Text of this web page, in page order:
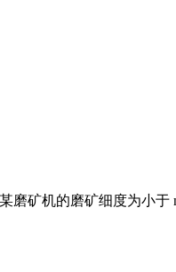
磨矿机的磨矿细度为小于